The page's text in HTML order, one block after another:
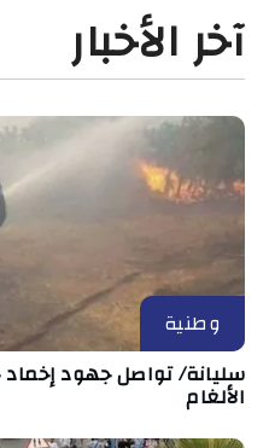
آخر الأخبار
وطنية
سليانة/ تواصل جهود
الألغام